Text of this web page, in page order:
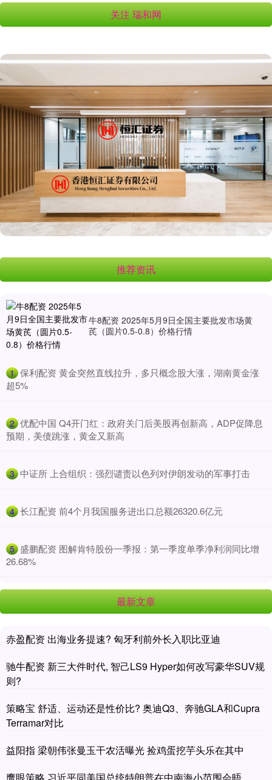
关注 瑞和网
推荐资讯
牛8配资 2025年5月9日全国主要批发市场黄
芪（圆片0.5-0.8）价格行情
1 ​保利配资 黄金突然直线拉升，多只概念股大涨，湖南黄金涨
超5%
2 ​优配中国 Q4开门红：政府关门后美股再创新高，ADP促降息
预期，美债跳涨，黄金又新高
3 ​中证所 上合组织：强烈谴责以色列对伊朗发动的军事打击
4 ​长江配资 前4个月我国服务进出口总额26320.6亿元
5 ​盛鹏配资 图解肯特股份一季报：第一季度单季净利润同比增
26.68%
最新文章
赤盈配资 出海业务提速? 匈牙利前外长入职比亚迪
驰牛配资 新三大件时代, 智己LS9 Hyper如何改写豪华SUV规
则?
策略宝 舒适、运动还是性价比? 奥迪Q3、奔驰GLA和Cupra
Terramar对比
益阳指 梁朝伟张曼玉干农活曝光 捡鸡蛋挖芋头乐在其中